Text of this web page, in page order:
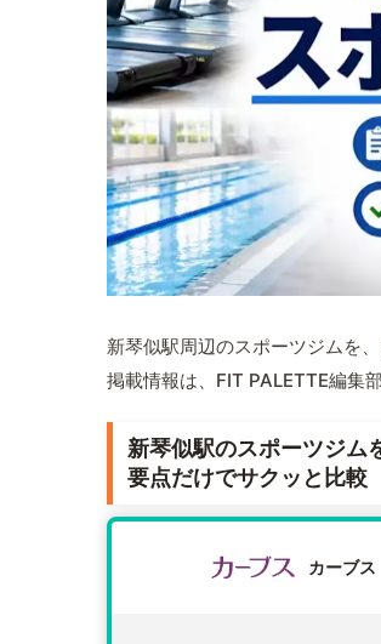
新琴似駅周辺のスポーツジムを
掲載情報は、FIT PALETTE編集
新琴似駅のスポーツジム
要点だけでサクッと比較
カーブス